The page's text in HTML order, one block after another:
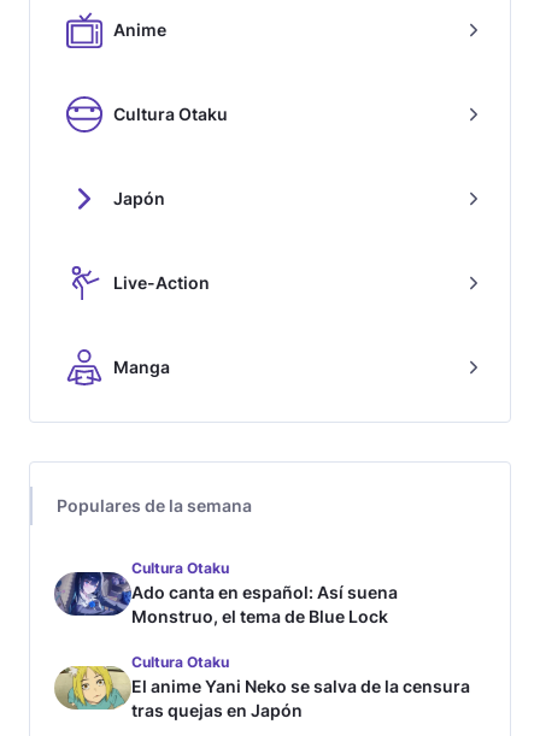
Anime
Cultura Otaku
Japón
Live-Action
Manga
Populares de la semana
Cultura Otaku
Ado canta en español: Así suena
Monstruo, el tema de Blue Lock
Cultura Otaku
El anime Yani Neko se salva de la censura
tras quejas en Japón